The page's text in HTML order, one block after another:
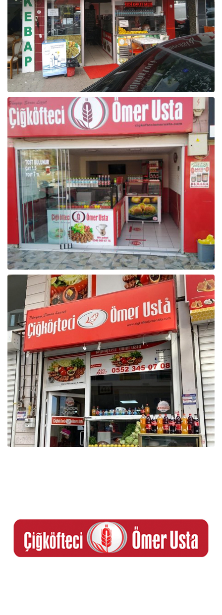
Raf ve Depo Sistemleri
Reklam - Tanıtım - PR ve İnternet
Seyahat - Rent A Car
Tabela - Dijital Baskı